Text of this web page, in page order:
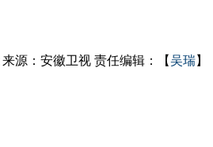
来源：安徽卫视 责任编辑：【吴瑞】